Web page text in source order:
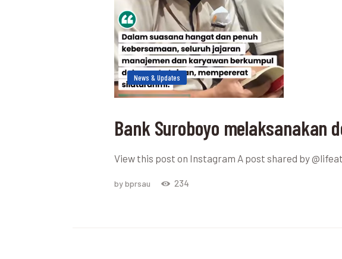
News & Updates
Bank Suroboyo melaksanakan
View this post on Instagram A post shared by
by bprsau 234